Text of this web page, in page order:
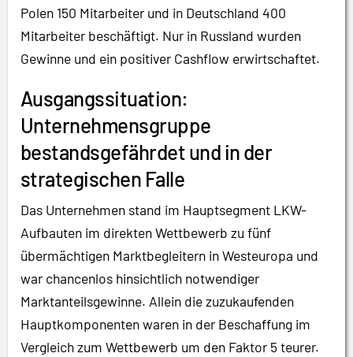
Polen 150 Mitarbeiter und in Deutschland 400
Mitarbeiter beschäftigt. Nur in Russland wurden
Gewinne und ein positiver Cashflow erwirtschaftet.
Ausgangssituation:
Unternehmensgruppe
bestandsgefährdet und in der
strategischen Falle
Das Unternehmen stand im Hauptsegment LKW-
Aufbauten im direkten Wettbewerb zu fünf
übermächtigen Marktbegleitern in Westeuropa und
war chancenlos hinsichtlich notwendiger
Marktanteilsgewinne. Allein die zuzukaufenden
Hauptkomponenten waren in der Beschaffung im
Vergleich zum Wettbewerb um den Faktor 5 teurer.